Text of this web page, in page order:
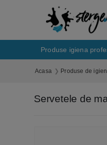
Produse igiena
Acasa Produse de
Servetele de